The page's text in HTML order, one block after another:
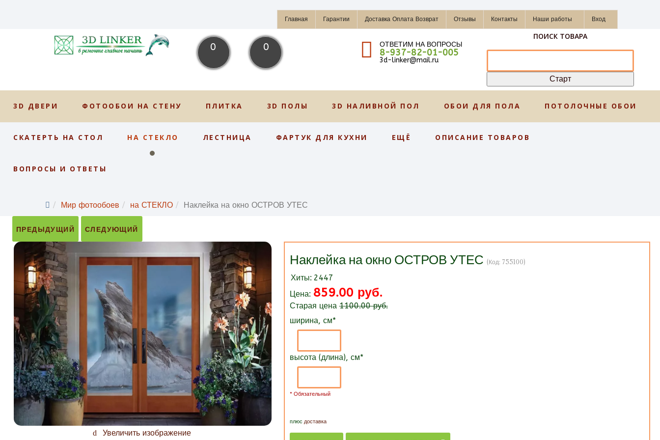
Главная Гарантии Доставка Оплата Возврат Отзывы Контакты Наши работы Вход
0 0 ОТВЕТИМ НА ВОПРОСЫ
8-937-82-01-005
3d-linker@mail.ru
ПОИСК ТОВАРА
3D ДВЕРИ ФОТООБОИ НА СТЕНУ ПЛИТКА 3D ПОЛЫ 3D НАЛИВНОЙ ПОЛ ОБОИ ДЛЯ ПОЛА ПОТОЛОЧНЫЕ ОБОИ
СКАТЕРТЬ НА СТОЛ НА СТЕКЛО ЛЕСТНИЦА ФАРТУК ДЛЯ КУХНИ ЕЩЁ ОПИСАНИЕ ТОВАРОВ
ВОПРОСЫ И ОТВЕТЫ
Мир фотообоев на СТЕКЛО Наклейка на окно ОСТРОВ УТЕС
ПРЕДЫДУЩИЙ СЛЕДУЮЩИЙ
Увеличить изображение
Наклейка на окно ОСТРОВ УТЕС (Код: 755100)
Хиты: 2447
Цена: 859.00 руб.
Старая цена1100.00 руб.
ширина, см*
высота (длина), см*
* Обязательный
плюс доставка